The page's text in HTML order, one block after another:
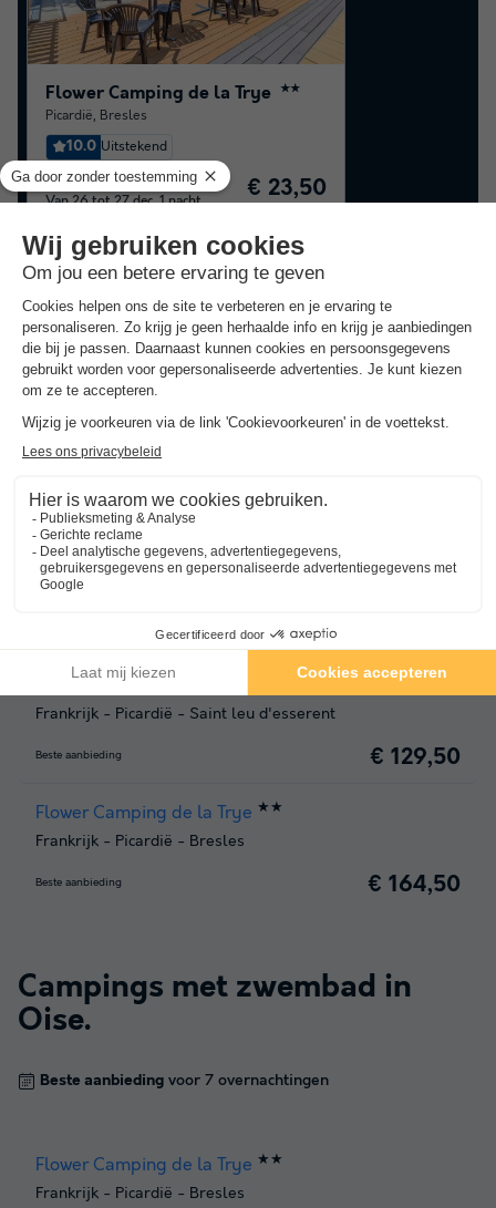
Flower Camping de la Trye ★★
Picardië, Bresles
10.0 Uitstekend
STAANPLAATS
Van 26 tot 27 dec, 1 nacht,
€ 23,50
€ 3 cashback
Goedkope campings inOise
Camping La Faloise ★★
Frankrijk
CAMPING DU PRE DES MOINES
★★★
Frankrijk - Picardië - Saint leu d'esserent
Beste aanbieding € 129,50
Flower Camping de la Trye ★★
Frankrijk - Picardië - Bresles
Beste aanbieding € 164,50
Campings met zwembad in
Oise.
Beste aanbieding voor 7 overnachtingen
Flower Camping de la Trye ★★
Frankrijk - Picardië - Bresles